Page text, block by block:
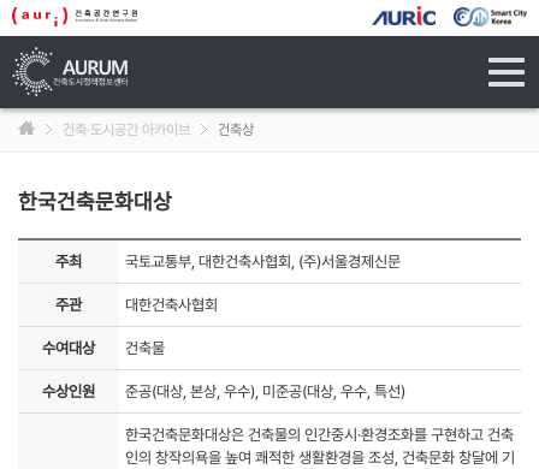
건축·도시공간 아카이브 건축상
한국건축문화대상
주최 국토교통부, 대한건축사협회, (주)서울경제신문
주관 대한건축사협회
수여대상 건축물
수상인원 준공(대상, 본상, 우수), 미준공(대상, 우수, 특선)
한국건축문화대상은 건축물의 인간중시·환경조화를 구현하고 건축
인의 창작의욕을 높여 쾌적한 생활환경을 조성, 건축문화 창달에 기